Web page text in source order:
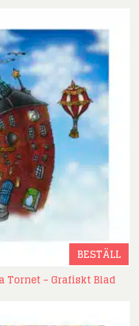
BESTÄLL
Tornet – Grafiskt Blad